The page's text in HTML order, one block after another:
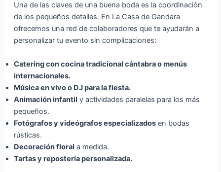
Una de las claves de una buena boda es la coordinación
de los pequeños detalles. En La Casa de Gandara
ofrecemos una red de colaboradores que te ayudarán a
personalizar tu evento sin complicaciones:
Catering con cocina tradicional cántabra o menús
internacionales.
Música en vivo o DJ para la fiesta.
Animación infantil y actividades paralelas para los más
pequeños.
Fotógrafos y videógrafos especializadosen bodas
rústicas.
Decoración floral a medida.
Tartas y repostería personalizada.